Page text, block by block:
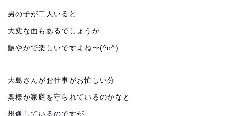
男の子が二人いると
大変な面もあるでしょうが
賑やかで楽しいですよね〜(^o^)
大島さんがお仕事がお忙しい分
奥様が家庭を守られているのかなと
想像しているのですが